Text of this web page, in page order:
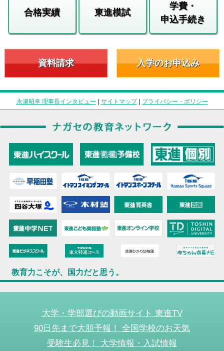
合格実績 東進模試
学費・
申込手続き
資料請求 入学のお申込み
永瀬昭幸 理事長インタビュー | サイトマップ| プライバシー・ポリシー
教育力こそが、国力だと思う。
大学・学部選びの動画サイト 東進TV
90日先まで大胆予報！ 全国学校のお天気
受験生必見！ 大学情報・入試情報